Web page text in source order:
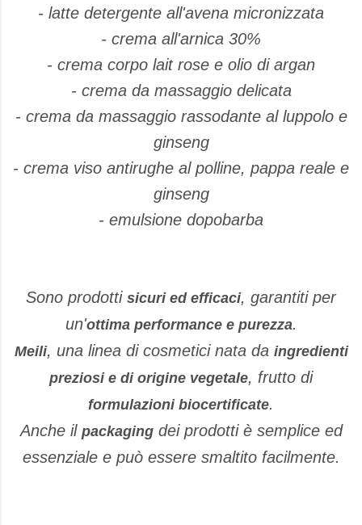
- latte detergente all'avena micronizzata
- crema all'arnica 30%
- crema corpo lait rose e olio di argan
- crema da massaggio delicata
- crema da massaggio rassodante al luppolo e
ginseng
- crema viso antirughe al polline, pappa reale e
ginseng
- emulsione dopobarba
Sono prodotti sicuri ed efficaci, garantiti per
un'ottima performance e purezza.
Meili, una linea di cosmetici nata da ingredienti
preziosi e di origine vegetale, frutto di
formulazioni biocertificate.
Anche il packagingdei prodotti è semplice ed
essenziale e può essere smaltito facilmente.